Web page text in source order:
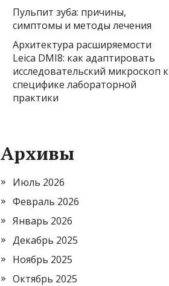
Пульпит зуба: причины,
симптомы и методы лечения
Архитектура расширяемости
Leica DMI8: как адаптировать
исследовательский микроскоп к
специфике лабораторной
практики
Архивы
Июль 2026
Февраль 2026
Январь 2026
Декабрь 2025
Ноябрь 2025
Октябрь 2025